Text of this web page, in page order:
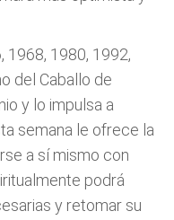
1968, 1980, 1992,
del Caballo de
y lo impulsa a
semana le ofrece la
a sí mismo con
podrá
y retomar su